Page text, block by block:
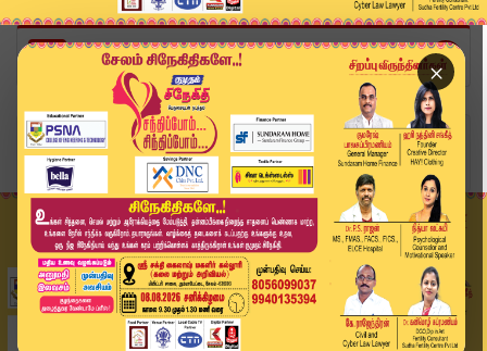
×
Home
வீடியோ ஸ்டோரி
என்ன செய்தால் த.வெ.கவுடன் ஆதரவு தொடரும்..? | TV...